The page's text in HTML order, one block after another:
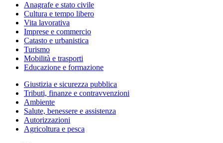
Anagrafe e stato civile
Cultura e tempo libero
Vita lavorativa
Imprese e commercio
Catasto e urbanistica
Turismo
Mobilità e trasporti
Educazione e formazione
Giustizia e sicurezza pubblica
Tributi, finanze e contravvenzioni
Ambiente
Salute, benessere e assistenza
Autorizzazioni
Agricoltura e pesca